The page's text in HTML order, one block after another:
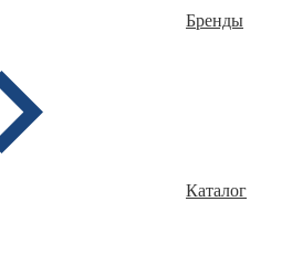
Бренды
Каталог